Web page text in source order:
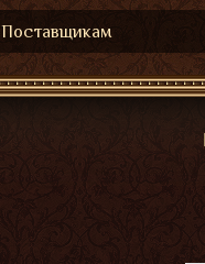
Поставщикам